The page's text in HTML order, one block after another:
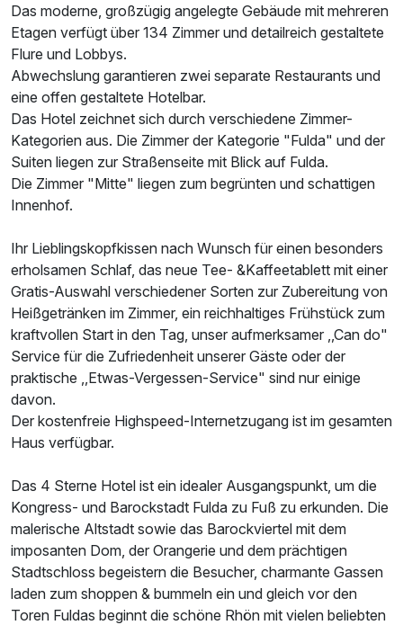
Zusatznächte
Für 2 Tage p.P. ab206,00 €
Einzelzimmer
Ausstattung
Zusatznächte
Das moderne, großzügig angelegte Gebäude mit mehreren
Etagen verfügt über 134 Zimmer und detailreich gestaltete
Flure und Lobbys.
Abwechslung garantieren zwei separate Restaurants und
eine offen gestaltete Hotelbar.
Das Hotel zeichnet sich durch verschiedene Zimmer-
Kategorien aus. Die Zimmer der Kategorie "Fulda" und der
Suiten liegen zur Straßenseite mit Blick auf Fulda.
Die Zimmer "Mitte" liegen zum begrünten und schattigen
Innenhof.
Ihr Lieblingskopfkissen nach Wunsch für einen besonders
erholsamen Schlaf, das neue Tee- &Kaffeetablett mit einer
Gratis-Auswahl verschiedener Sorten zur Zubereitung von
Heißgetränken im Zimmer, ein reichhaltiges Frühstück zum
kraftvollen Start in den Tag, unser aufmerksamer ,,Can do"
Service für die Zufriedenheit unserer Gäste oder der
praktische ,,Etwas-Vergessen-Service" sind nur einige
davon.
Der kostenfreie Highspeed-Internetzugang ist im gesamten
Haus verfügbar.
Das 4 Sterne Hotel ist ein idealer Ausgangspunkt, um die
Kongress- und Barockstadt Fulda zu Fuß zu erkunden. Die
malerische Altstadt sowie das Barockviertel mit dem
imposanten Dom, der Orangerie und dem prächtigen
Stadtschloss begeistern die Besucher, charmante Gassen
laden zum shoppen & bummeln ein und gleich vor den
Toren Fuldas beginnt die schöne Rhön mit vielen beliebten